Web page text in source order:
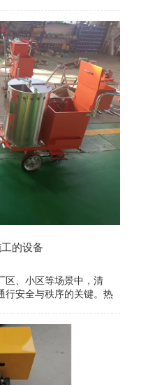
的设备
区、小区等场景中，清
行安全与秩序的关键。热